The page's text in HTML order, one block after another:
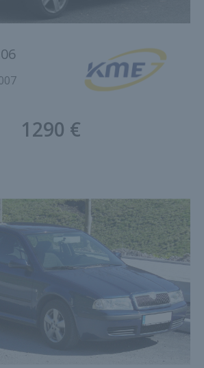
1290 €